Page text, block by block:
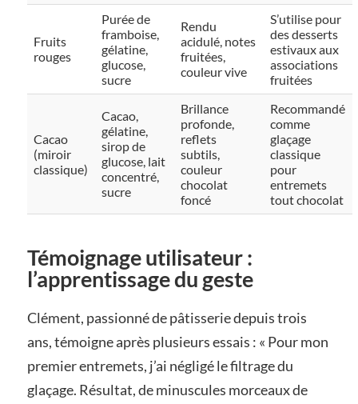
Fruits
rouges
Purée de
framboise,
gélatine,
glucose,
sucre
Rendu
acidulé, notes
fruitées,
couleur vive
S’utilise pour
des desserts
estivaux aux
associations
fruitées
Cacao
(miroir
classique)
Cacao,
gélatine,
sirop de
glucose, lait
concentré,
sucre
Brillance
profonde,
reflets
subtils,
couleur
chocolat
foncé
Recommandé
comme
glaçage
classique
pour
entremets
tout chocolat
Témoignage utilisateur :
l’apprentissage du geste
Clément, passionné de pâtisserie depuis trois
ans, témoigne après plusieurs essais : « Pour mon
premier entremets, j’ai négligé le filtrage du
glaçage. Résultat, de minuscules morceaux de